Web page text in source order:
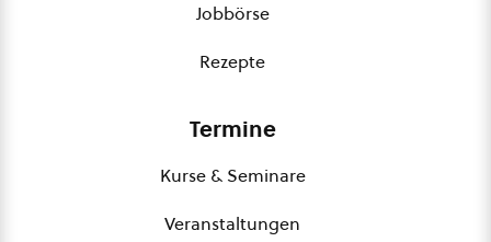
Jobbörse
Rezepte
Termine
Kurse & Seminare
Veranstaltungen